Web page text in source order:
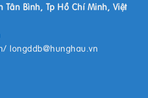
Tân Bình, Tp Hồ Chí Minh, Việt
/ longddb@hunghau.vn